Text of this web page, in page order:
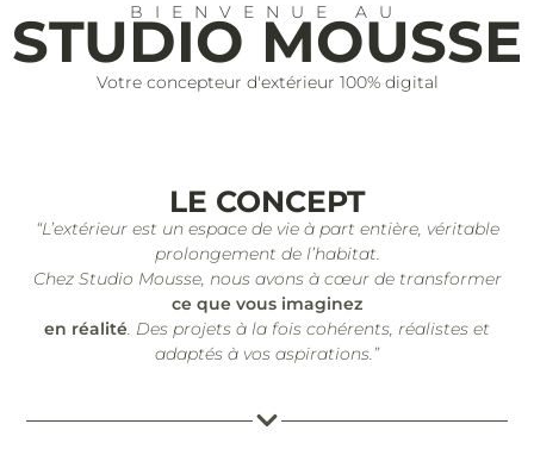
BIENVENUE AU
STUDIO MOUSSE
Votre concepteur d'extérieur 100% digital
LE CONCEPT
“L’extérieur est un espace de vie à part entière, véritable
prolongement de l’habitat.
Chez Studio Mousse, nous avons à cœur de transformer
ce que vous imaginez
en réalité. Des projets à la fois cohérents, réalistes et
adaptés à vos aspirations.”